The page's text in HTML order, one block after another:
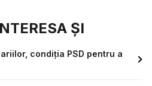
ȘI
condiția PSD pentru a